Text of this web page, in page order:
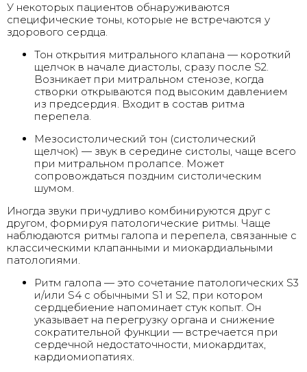
У некоторых пациентов обнаруживаются
специфические тоны, которые не встречаются у
здорового сердца.
Тон открытия митрального клапана — короткий
щелчок в начале диастолы, сразу после S2.
Возникает при митральном стенозе, когда
створки открываются под высоким давлением
из предсердия. Входит в состав ритма
перепела.
Мезосистолический тон (систолический
щелчок) — звук в середине систолы, чаще всего
при митральном пролапсе. Может
сопровождаться поздним систолическим
шумом.
Иногда звуки причудливо комбинируются друг с
другом, формируя патологические ритмы. Чаще
наблюдаются ритмы галопа и перепела, связанные с
классическими клапанными и миокардиальными
патологиями.
Ритм галопа — это сочетание патологических S3
и/или S4 с обычными S1 и S2, при котором
сердцебиение напоминает стук копыт. Он
указывает на перегрузку органа и снижение
сократительной функции — встречается при
сердечной недостаточности, миокардитах,
кардиомиопатиях.